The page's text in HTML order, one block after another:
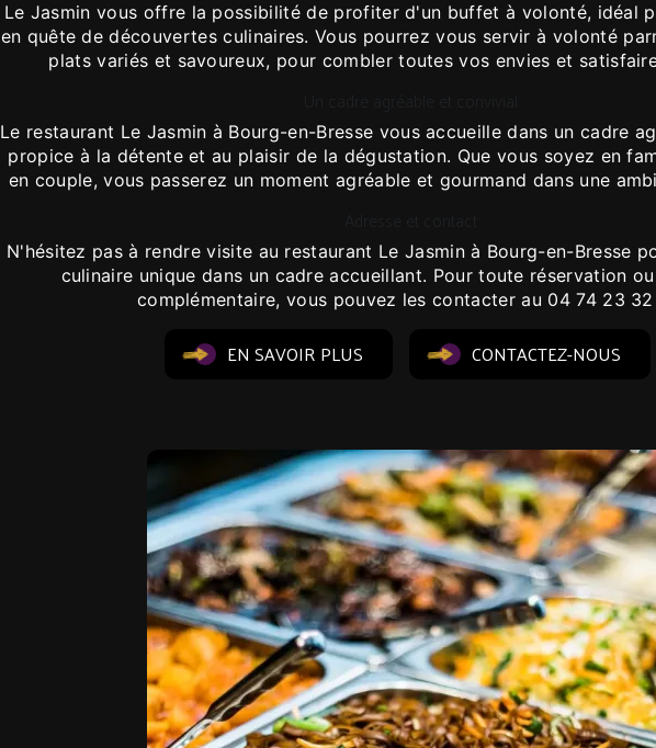
Le Jasmin vous offre la possibilité de profiter d'un buffet à volonté, idéal
en quête de découvertes culinaires. Vous pourrez vous servir à volonté
plats variés et savoureux, pour combler toutes vos envies et
Le restaurant Le Jasmin à Bourg-en-Bresse vous accueille dans un cadre
propice à la détente et au plaisir de la dégustation. Que vous soyez en
en couple, vous passerez un moment agréable et gourmand dans une
N'hésitez pas à rendre visite au restaurant Le Jasmin à Bourg-en-Bresse
culinaire unique dans un cadre accueillant. Pour toute réservation
complémentaire, vous pouvez les contacter au 04 74 23 32
EN SAVOIR PLUS CONTACTEZ-NOUS